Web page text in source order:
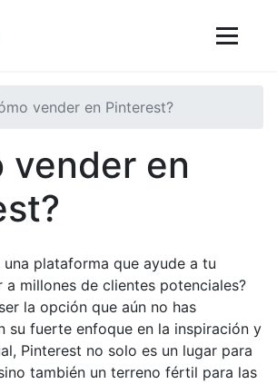
vender en Pinterest?
vender en
una plataforma que ayude a tu
millones de clientes potenciales?
la opción que aún no has
su fuerte enfoque en la inspiración y
Pinterest no solo es un lugar para
también un terreno fértil para las